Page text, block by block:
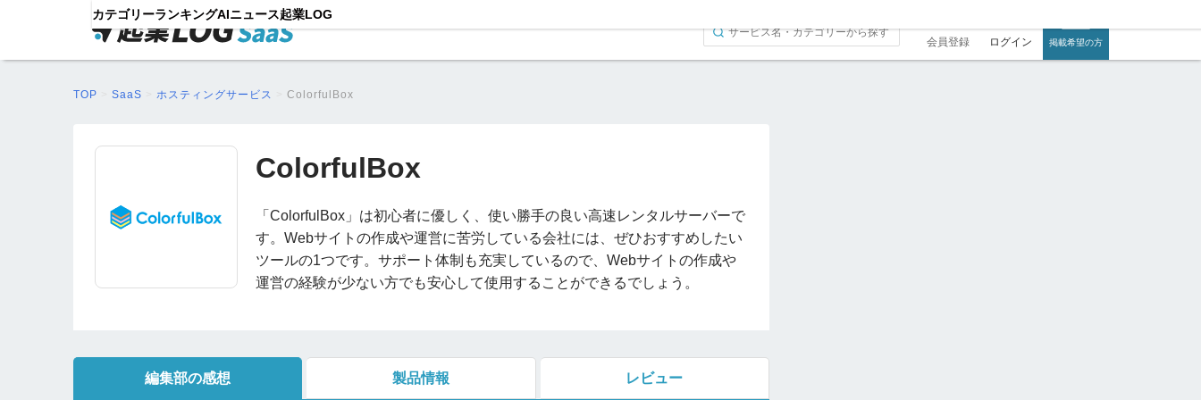
カテゴリーランキングAIニュース起業LOG
会員登録 ログイン 掲載希望の方
TOP SaaS ホスティングサービス ColorfulBox
ColorfulBox
「ColorfulBox」は初心者に優しく、使い勝手の良い高速レンタルサーバーで
す。Webサイトの作成や運営に苦労している会社には、ぜひおすすめしたい
ツールの1つです。サポート体制も充実しているので、Webサイトの作成や
運営の経験が少ない方でも安心して使用することができるでしょう。
編集部の感想 製品情報 レビュー